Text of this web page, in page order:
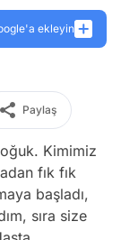
ekleyin
Paylaş
Kimimiz
fık fık
başladı,
sıra size